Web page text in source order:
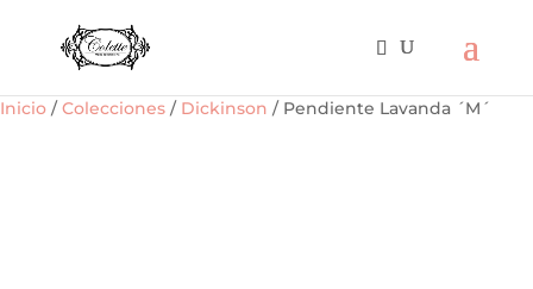
Inicio /Colecciones / Dickinson / Pendiente Lavanda ´M´